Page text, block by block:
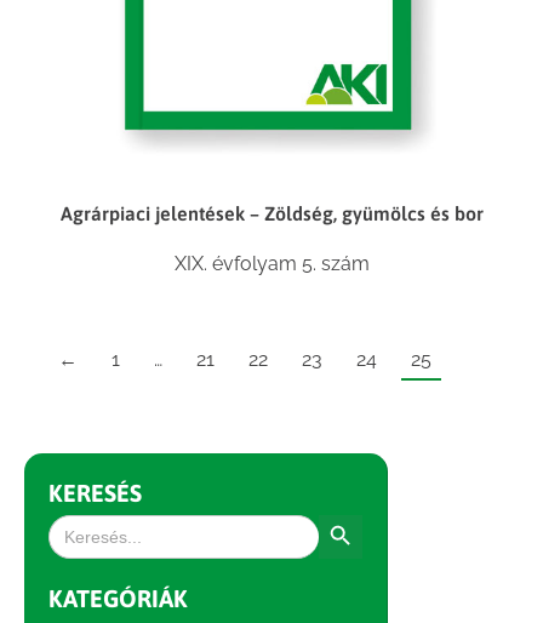
Agrárpiaci jelentések – Zöldség, gyümölcs és bor
XIX. évfolyam 5. szám
← 1 … 21 22 23 24 25
KERESÉS
Search
for:
KATEGÓRIÁK